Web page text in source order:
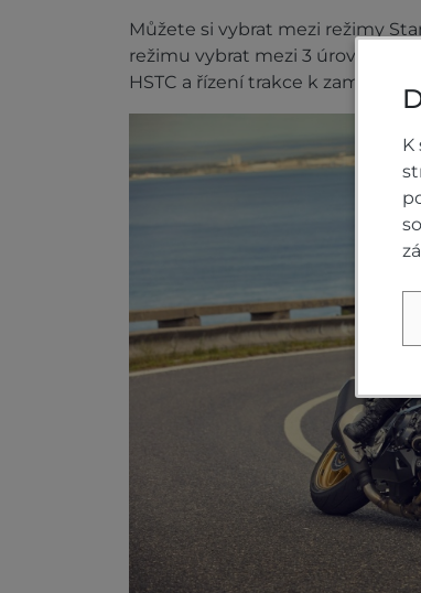
Můžete si vybrat mezi režimy
režimu vybrat mezi 3 úrovněmi
HSTC a řízení trakce k zamezení
K